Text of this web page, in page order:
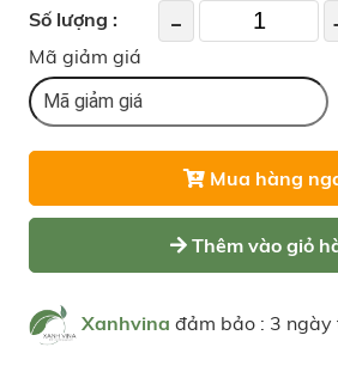
Số lượng : -
Mã giảm giá
Mua hàng
Thêm vào giỏ
Xanhvina đảm bảo : 3